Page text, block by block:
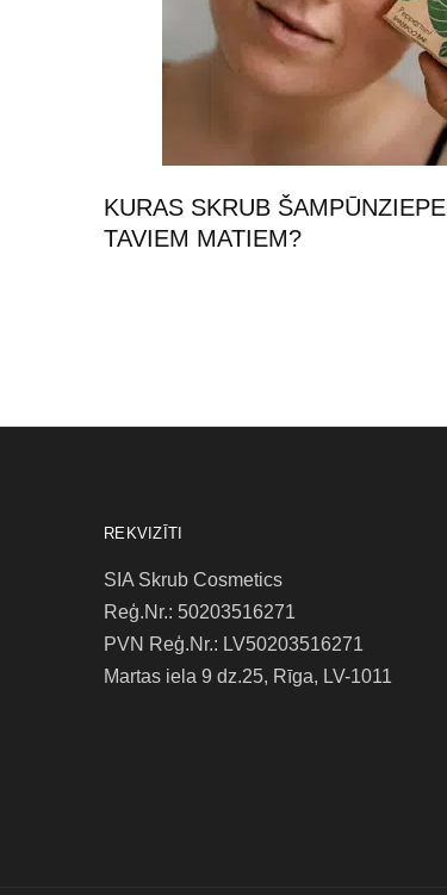
KURAS SKRUB
TAVIEM MATIEM?
REKVIZĪTI
SIA Skrub Cosmetics
Reģ.Nr.: 50203516271
PVN Reģ.Nr.: LV50203516271
Martas iela 9 dz.25, Rīga, LV-1011